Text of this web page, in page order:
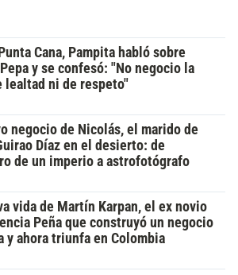
Cana, Pampita habló sobre
y se confesó: "No negocio la
lealtad ni de respeto"
negocio de Nicolás, el marido de
Díaz en el desierto: de
de un imperio a astrofotógrafo
vida de Martín Karpan, el ex novio
Peña que construyó un negocio
y ahora triunfa en Colombia